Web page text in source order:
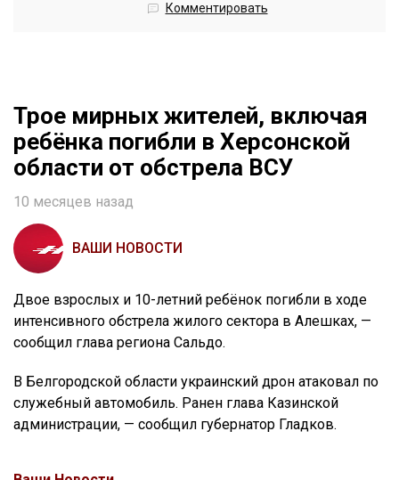
Комментировать
Трое мирных жителей, включая
ребёнка погибли в Херсонской
области от обстрела ВСУ
10 месяцев назад
ВАШИ НОВОСТИ
Двое взрослых и 10-летний ребёнок погибли в ходе
интенсивного обстрела жилого сектора в Алешках, —
сообщил глава региона Сальдо.
В Белгородской области украинский дрон атаковал по
служебный автомобиль. Ранен глава Казинской
администрации, — сообщил губернатор Гладков.